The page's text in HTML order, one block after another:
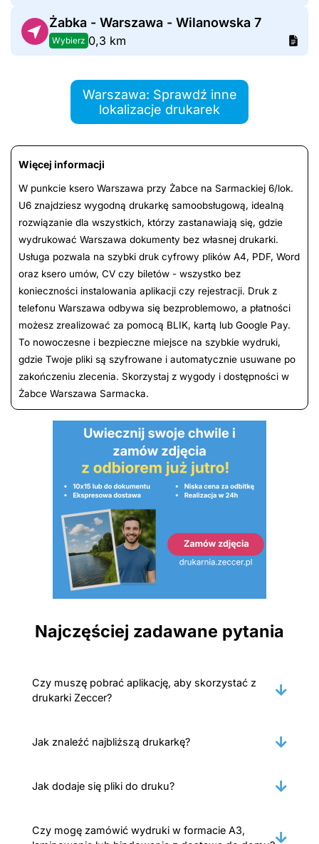
Żabka - Warszawa - Wilanowska 7
Wybierz 0,3 km
Warszawa: Sprawdź inne
lokalizacje drukarek
Więcej informacji
W punkcie ksero Warszawa przy Żabce na Sarmackiej 6/lok.
U6 znajdziesz wygodną drukarkę samoobsługową, idealną
rozwiązanie dla wszystkich, którzy zastanawiają się, gdzie
wydrukować Warszawa dokumenty bez własnej drukarki.
Usługa pozwala na szybki druk cyfrowy plików A4, PDF, Word
oraz ksero umów, CV czy biletów - wszystko bez
konieczności instalowania aplikacji czy rejestracji. Druk z
telefonu Warszawa odbywa się bezproblemowo, a płatności
możesz zrealizować za pomocą BLIK, kartą lub Google Pay.
To nowoczesne i bezpieczne miejsce na szybkie wydruki,
gdzie Twoje pliki są szyfrowane i automatycznie usuwane po
zakończeniu zlecenia. Skorzystaj z wygody i dostępności w
Żabce Warszawa Sarmacka.
Najczęściej zadawane pytania
Czy muszę pobrać aplikację, aby skorzystać z
drukarki Zeccer?
Jak znaleźć najbliższą drukarkę?
Jak dodaje się pliki do druku?
Czy mogę zamówić wydruki w formacie A3,